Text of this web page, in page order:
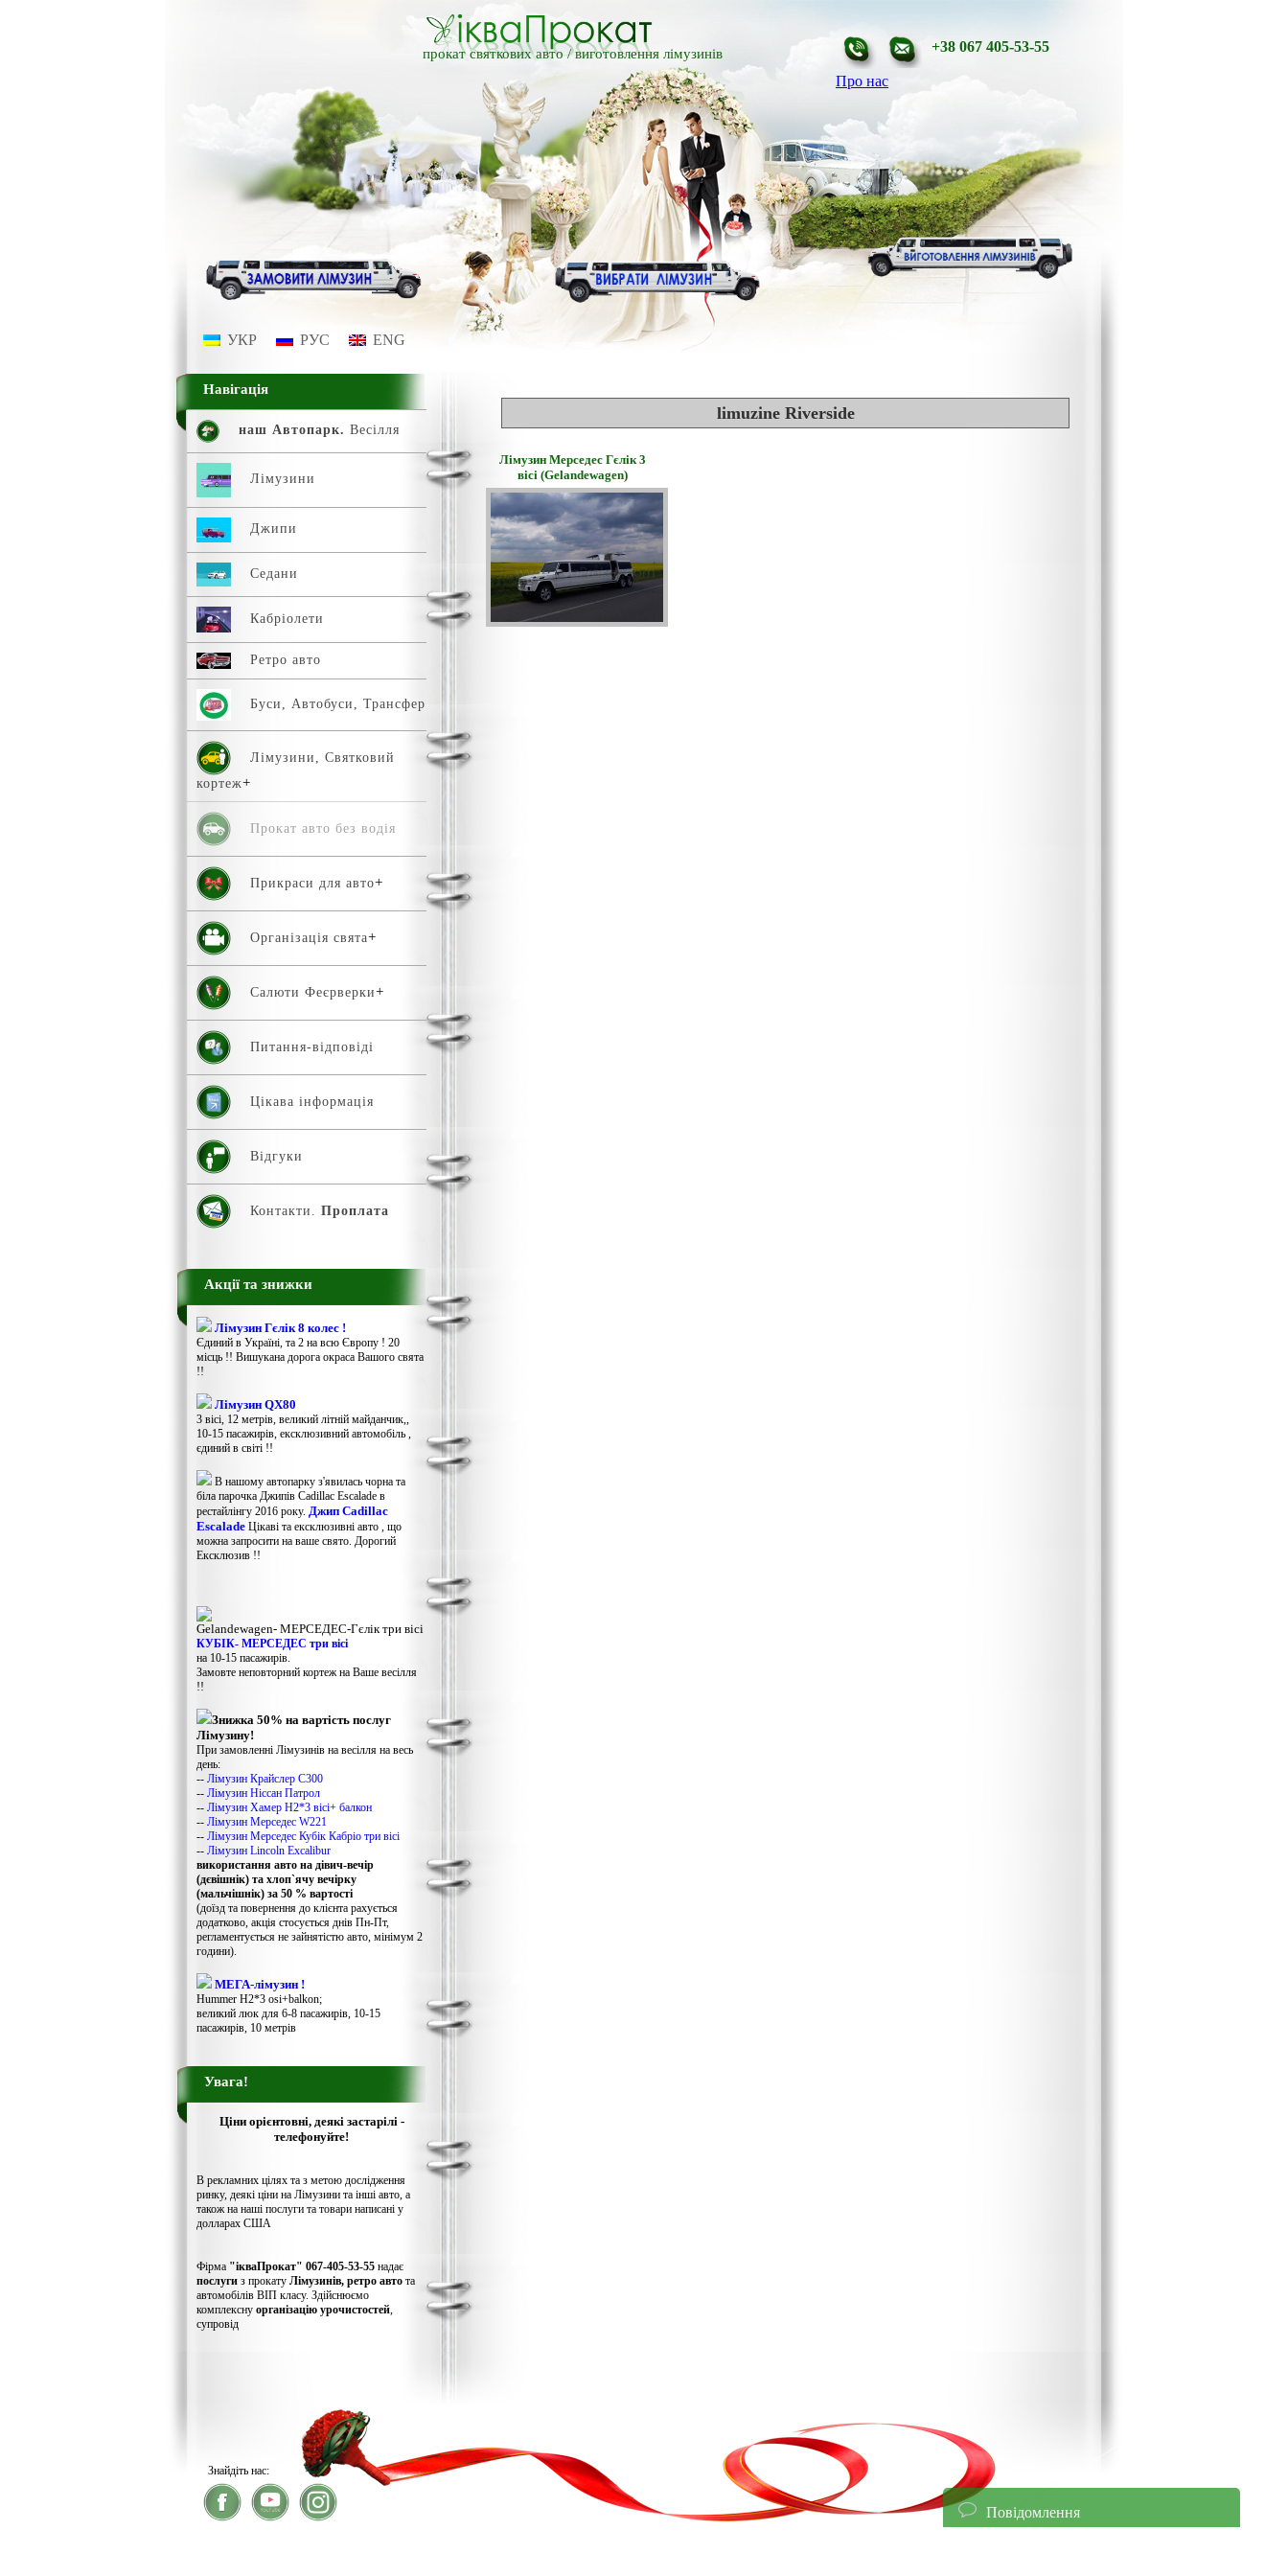
прокат святкових авто /виготовлення лімузинів
Про нас
+38 067 405-53-55
УКР РУС ENG
Навігація
наш Автопарк. Весілля
Лімузини
Джипи
Седани
Кабріолети
Ретро авто
Буси, Автобуси, Трансфер
Лімузини, Святковий
кортеж
Прокат авто без водія
Прикраси для авто
Організація свята
Салюти Феєрверки
Питання-відповіді
Цікава інформація
Відгуки
Контакти. Проплата
Акції та знижки
Лімузин Гєлік 8 колес !
Єдиний в Україні, та 2 на всю Європу ! 20
місць !! Вишукана дорога окраса Вашого свята
!!
Лімузин QX80
3 вісі, 12 метрів, великий літній майданчик,,
10-15 пасажирів, ексклюзивний автомобіль ,
єдиний в світі !!
В нашому автопарку з'явилась чорна та
біла парочка Джипів Cadillac Escalade в
рестайлінгу 2016 року. Джип Cadillac
Escalade Цікаві та ексклюзивні авто , що
можна запросити на ваше свято. Дорогий
Ексклюзив !!
Gelandewagen​- МЕРСЕДЕС-Гєлік три вісі
КУБІК- МЕРСЕДЕС три вісі
на 10-15 пасажирів.
Замовте неповторний кортеж на Ваше весілля
!!
Знижка 50% на вартість послуг
Лімузину!
При замовленні Лімузинів на весілля на весь
день:
-- Лімузин Крайслер С300
-- Лімузин Ніссан Патрол
-- Лімузин Хамер Н2*3 вісі+ балкон
-- Лімузин Мерседес W221
-- Лімузин Мерседес Кубік Кабріо три вісі
-- Лімузин Lincoln Excalibur
використання авто на дівич-вечір
(дєвішнік) та хлоп`ячу вечірку
(мальчішнік) за 50 % вартості
(доїзд та повернення до клієнта рахується
додатково, акція стосується днів Пн-Пт,
регламентується не зайнятістю авто, мінімум 2
години).
МЕГА-лімузин !
Hummer H2*3 osi+balkon;
великий люк для 6-8 пасажирів, 10-15
пасажирів, 10 метрів
Увага!
Ціни орієнтовні, деякі застарілі -
телефонуйте!
В рекламних цілях та з метою дослідження
ринку, деякі ціни на Лімузини та інші авто, а
також на наші послуги та товари написані у
долларах США
Фірма "ікваПрокат" 067-405-53-55 надає
послуги з прокату Лімузинів, ретро авто та
автомобілів ВІП класу. Здійснюємо
комплексну організацію урочистостей,
супровід
limuzine Riverside
Лімузин Мерседес Гєлік 3
вісі (Gelandewagen)
Знайдіть нас:
Повідомлення